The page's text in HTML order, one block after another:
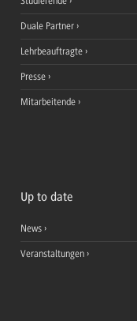
Duale Partner
Lehrbeauftragte
Presse
Mitarbeitende
Up to date
News
Veranstaltungen